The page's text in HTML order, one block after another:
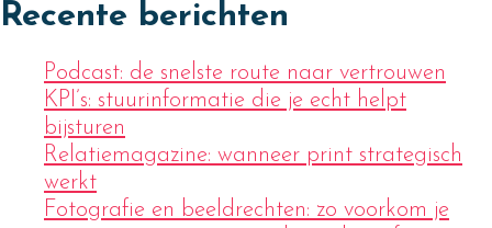
Recente berichten
Podcast: de snelste route naar vertrouwen
KPI’s: stuurinformatie die je echt helpt
bijsturen
Relatiemagazine: wanneer print strategisch
werkt
Fotografie en beeldrechten: zo voorkom je